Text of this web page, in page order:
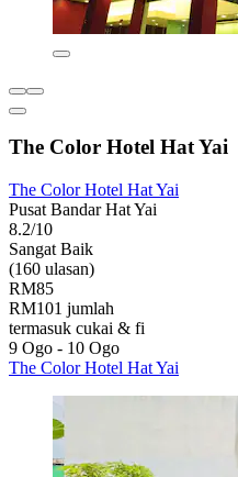
The Color Hotel Hat Yai
The Color Hotel Hat Yai
Pusat Bandar Hat Yai
8.2/10
Sangat Baik
(160 ulasan)
RM85
RM101 jumlah
termasuk cukai & fi
9 Ogo - 10 Ogo
The Color Hotel Hat Yai